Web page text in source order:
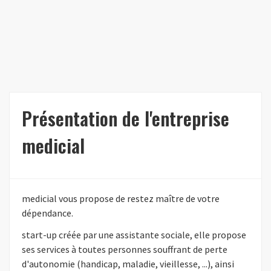
Présentation de l'entreprise
medicial
medicial vous propose de restez maître de votre
dépendance.
start-up créée par une assistante sociale, elle propose
ses services à toutes personnes souffrant de perte
d'autonomie (handicap, maladie, vieillesse, ...), ainsi